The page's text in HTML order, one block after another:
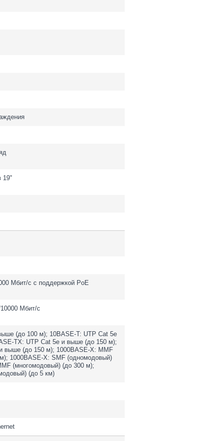
19"
Мбит/с c поддержкой PoE
Мбит/с
(до 100 м); 10BASE-T: UTP Cat 5e
TX: UTP Cat 5e и выше (до 150 м);
выше (до 150 м); 1000BASE-X: MMF
1000BASE-X: SMF (одномодовый)
(многомодовый) (до 300 м);
(до 5 км)